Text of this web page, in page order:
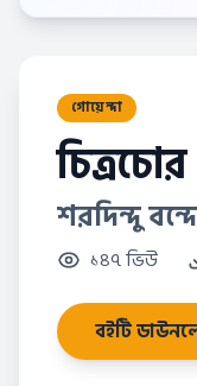
গোয়েন্দা
চিত্রচোর
শরদিন্দু
১৪৭ ভিউ
বইটি